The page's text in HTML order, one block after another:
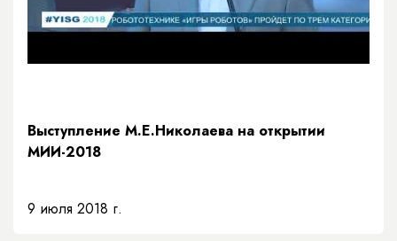
Выступление М.Е.Николаева на открытии
МИИ-2018
9 июля 2018 г.